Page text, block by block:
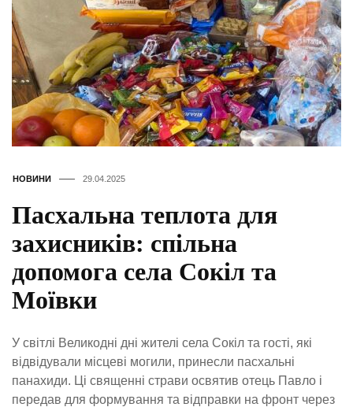
НОВИНИ 29.04.2025
Пасхальна теплота для
захисників: спільна
допомога села Сокіл та
Моївки
У світлі Великодні дні жителі села Сокіл та гості, які
відвідували місцеві могили, принесли пасхальні
панахиди. Ці священні страви освятив отець Павло і
передав для формування та відправки на фронт через